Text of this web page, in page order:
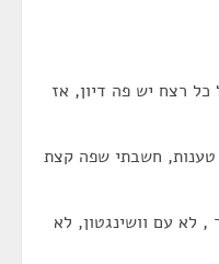
כבר 110 שנים, על כל רצח יש פה דיון, אז
טענות, חשבתי שפה קצת
לא עם וושינגטון, לא